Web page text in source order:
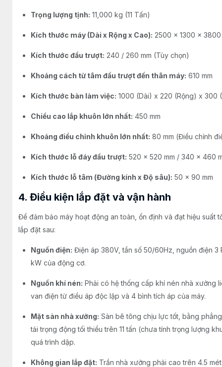
Trọng lượng tịnh: 11,000 kg (11 Tấn)
Kích thước máy (Dài x Rộng x Cao): 2500 x 1300 x 3800
Kích thước đầu trượt: 240 / 260 mm (Tùy chọn)
Khoảng cách từ tâm đầu trượt đến thân máy: 610 mm
Kích thước bàn làm việc: 1000 (Dài) x 220 (Rộng) x 300
Chiều cao lắp khuôn lớn nhất: 450 mm
Khoảng điều chỉnh khuôn lớn nhất: 80 mm (Điều chỉnh
Kích thước lỗ đáy đầu trượt: 520 x 520 mm / 340 x 460
Kích thước lỗ tâm (Đường kính x Độ sâu): 50 x 90 mm
4. Điều kiện lắp đặt và vận hành
Để đảm bảo máy hoạt động an toàn, ổn định và đạt hiệu suất
lắp đặt sau:
Nguồn điện: Điện áp 380V, tần số 50/60Hz, nguồn điện
kW của động cơ.
Nguồn khí nén: Phải có hệ thống cấp khí nén nhà xưởng
van điện từ điều áp độc lập và 4 bình tích áp của máy.
Mặt sàn nhà xưởng: Sàn bê tông chịu lực tốt, bằng
tải trọng động tối thiểu trên 11 tấn (chưa tính trọng lượng
quá trình dập.
Không gian lắp đặt: Trần nhà xưởng phải cao trên 4.5